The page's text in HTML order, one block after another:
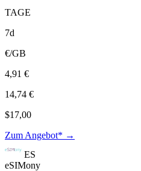
TAGE
7d
€/GB
4,91 €
14,74 €
$17,00
Zum Angebot* →
ES
eSIMony